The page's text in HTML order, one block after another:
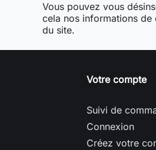
Vous pouvez vous
cela nos informations
du site.
Votre compte
Suivi de
Connexion
Créez votre